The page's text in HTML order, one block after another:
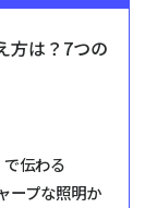
方は？7つの
で伝わる
ープな照明か